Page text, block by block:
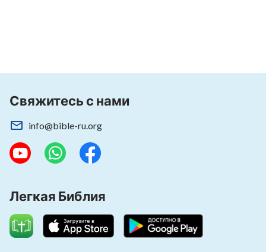
Свяжитесь с нами
info@bible-ru.org
Легкая Библия